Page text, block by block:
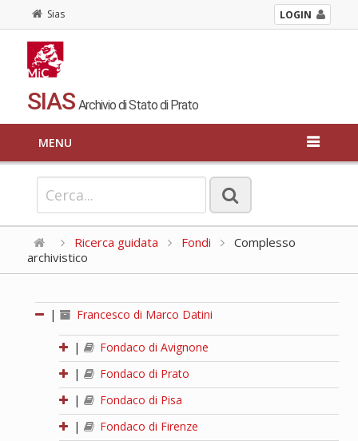
Sias LOGIN
SIAS Archivio di Stato di Prato
MENU
Ricerca guidata Fondi
Complesso
archivistico
| Francesco di Marco Datini
|
Fondaco di Avignone
|
Fondaco di Prato
|
Fondaco di Pisa
|
Fondaco di Firenze